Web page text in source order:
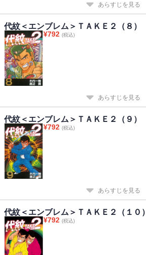
あらすじを見る
代紋＜エンブレム＞ＴＡＫＥ２（８）
¥792 (税込)
あらすじを見る
代紋＜エンブレム＞ＴＡＫＥ２（９）
¥792 (税込)
あらすじを見る
代紋＜エンブレム＞ＴＡＫＥ２（１０）
¥792 (税込)